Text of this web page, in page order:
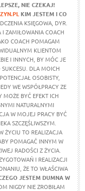
NIE CZEKAJ!
KIM JESTEM I CO
KSIĘGOWA, DYR.
I ZAMIŁOWANIA COACH
COACH POMAGAM
KLIENTOM
I INNYCH, BY MÓC JE
DLA MOICH
OSOBISTY,
WE WSPÓŁPRACY ZE
BYĆ EFEKT ICH
NATURALNYMI
W MOJEJ PRACY BYĆ
SZCZĘŚLIWSZYM.
ŻYCIU TO REALIZACJA
POMAGAĆ INNYM W
RADOŚCI Z ŻYCIA.
I REALIZACJI
ŻE TO WŁAŚCIWA
JESTEM DUMNA W
NIGDY NIE ZROBIŁAM